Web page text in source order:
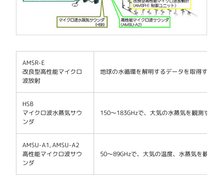
AMSR-E
改良型高性能マイクロ
波放射
地球の水循環を解明するデータを取得する。
HSB
マイクロ波水蒸気サウ
ンダ
150～183GHzで、大気の水蒸気を観測する。
AMSU-A1, AMSU-A2
高性能マイクロ波サウ
ンダ
50～89GHzで、大気の温度、水蒸気を観測す